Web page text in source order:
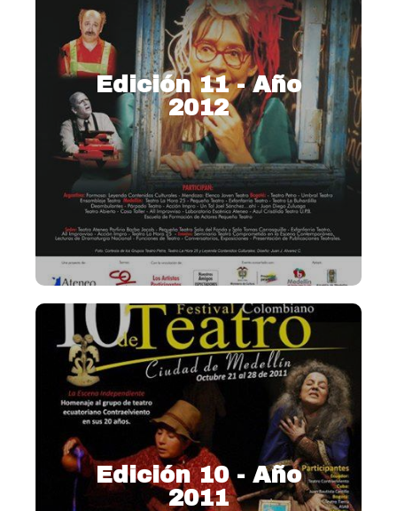
Edición 11 - Año
2012
2012 – Teatro comprometido
en la escena contemporánea
Ver más
Edición 10 - Año
2011